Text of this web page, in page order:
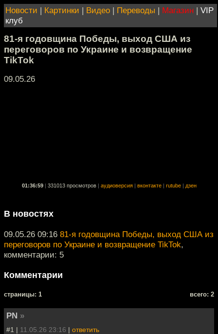
Новости | Картинки | Видео | Переводы | Магазин | VIP
клуб
81-я годовщина Победы, выход США из
переговоров по Украине и возвращение
TikTok
09.05.26
01:36:59 331013 просмотров аудиоверсия вконтакте rutube дзен
В новостях
09.05.26 09:16 81-я годовщина Победы, выход США из
переговоров по Украине и возвращение TikTok,
комментарии: 5
Комментарии
cтраницы: 1 всего: 2
PN »
#1 | 11.05.26 23:16 | ответить